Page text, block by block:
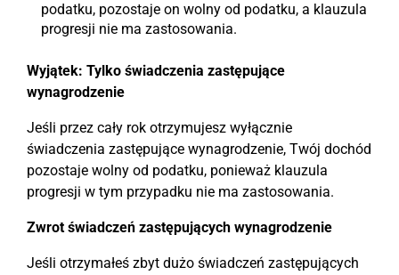
podatku, pozostaje on wolny od podatku, a klauzula
progresji nie ma zastosowania.
Wyjątek: Tylko świadczenia zastępujące
wynagrodzenie
Jeśli przez cały rok otrzymujesz wyłącznie
świadczenia zastępujące wynagrodzenie, Twój dochód
pozostaje wolny od podatku, ponieważ klauzula
progresji w tym przypadku nie ma zastosowania.
Zwrot świadczeń zastępujących wynagrodzenie
Jeśli otrzymałeś zbyt dużo świadczeń zastępujących